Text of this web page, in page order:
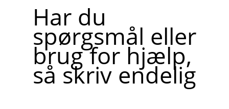
Har du
spørgsmål eller
brug for hjælp,
så skriv endelig